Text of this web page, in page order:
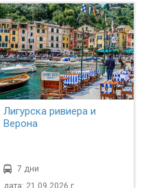
Лигурска ривиера и
Верона
7 дни
дата: 21.09.2026 г.